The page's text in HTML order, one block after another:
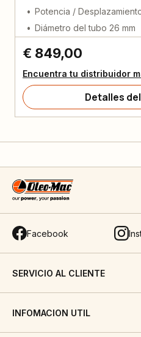
Potencia /
Diámetro del tubo 26 mm
€ 849,00
Encuentra tu distribuidor
Detalles
Facebook
SERVICIO AL CLIENTE
INFOMACION UTIL